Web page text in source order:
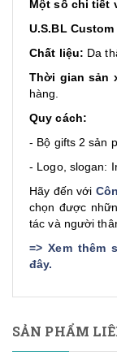
Một số chi tiết
U.S.BL
Chất liệu: Da
Thời gian sản
hàng.
Quy cách:
- Bộ gifts 2 sản
- Logo, slogan:
Hãy đến với
chọn được
tác và người
=>Xem thêm
đây.
SẢN PHẨM